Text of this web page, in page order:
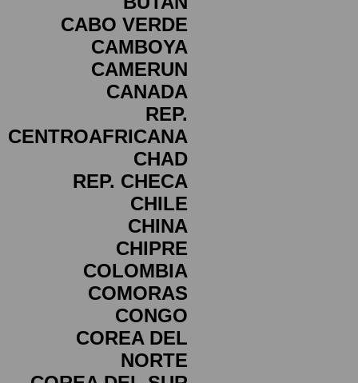
CABO VERDE
CAMBOYA
CAMERUN
CANADA
REP.
CENTROAFRICANA
CHAD
REP. CHECA
CHILE
CHINA
CHIPRE
COLOMBIA
COMORAS
CONGO
COREA DEL
NORTE